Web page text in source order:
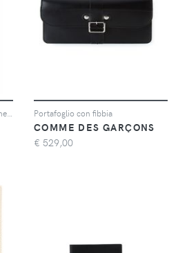
Portafoglio con fibbia
COMME DES GARÇONS
€ 529,00